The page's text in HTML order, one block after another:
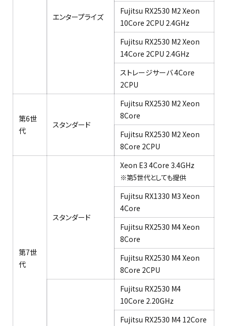
エンタープライズ​
Fujitsu RX2530 M2 Xeon
10Core 2CPU 2.4GHz​
Fujitsu RX2530 M2 Xeon
14Core 2CPU 2.4GHz​
ストレージサーバ 4Core
2CPU
第6世
代​
スタンダード​
Fujitsu RX2530 M2 Xeon
8Core​
Fujitsu RX2530 M2 Xeon
8Core 2CPU​
第7世
代​
スタンダード​
Xeon E3 4Core 3.4GHz
※第5世代としても提供​
Fujitsu RX1330 M3 Xeon
4Core​
Fujitsu RX2530 M4 Xeon
8Core ​
Fujitsu RX2530 M4 Xeon
8Core 2CPU​
Fujitsu RX2530 M4
10Core 2.20GHz​
Fujitsu RX2530 M4 12Core